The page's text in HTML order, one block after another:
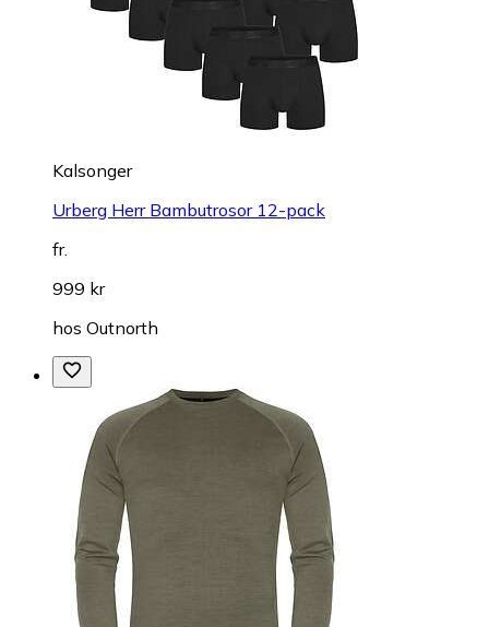
Kalsonger
Urberg Herr Bambutrosor 12-pack
fr.
999 kr
hos Outnorth